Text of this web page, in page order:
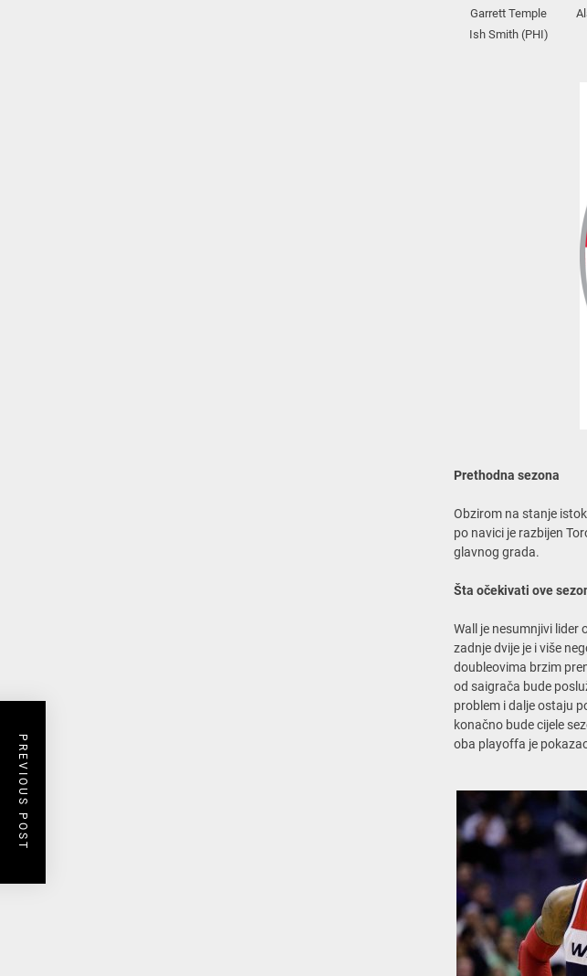
Garrett Temple
Ish Smith (PHI)
Prethodna sezona
Obzirom na stanje
po navici je razbijen
glavnog grada.
Šta očekivati ove
Wall je nesumnjivi lider
zadnje dvije je i više
doubleovima brzim
od saigrača bude
problem i dalje ostaju
konačno bude cijele
oba playoffa je
PREVIOUS POST